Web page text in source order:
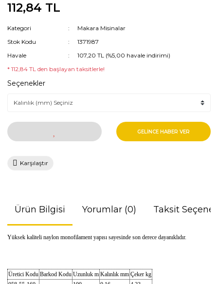
112,84 TL
Kategori
Makara Misinalar
Stok Kodu
1371987
Havale
107,20 TL (%5,00 havale indirimi)
* 112,84 TL den başlayan taksitlerle!
Seçenekler
GELİNCE HABER VER
Karşılaştır
Ürün Bilgisi Yorumlar (0) Taksit
Yüksek kaliteli naylon monofilament yapısı sayesinde son derece dayanıklıdır.
Üretici Kodu Barkod Kodu Uzunluk m Kalınlık mm Çeker kg